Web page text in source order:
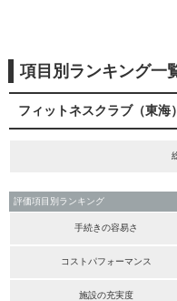
項目別ランキング一
フィットネスクラブ（東海）
評価項目別ランキング
手続きの容易さ
コストパフォーマンス
施設の充実度